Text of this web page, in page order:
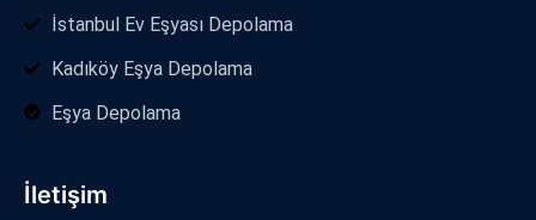
İstanbul Ev Eşyası Depolama
Kadıköy Eşya Depolama
Eşya Depolama
İletişim